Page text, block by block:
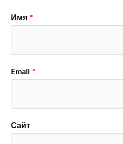
Имя *
Email *
Сайт